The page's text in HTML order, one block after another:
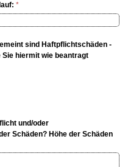
*
sind Haftpflichtschäden -
hiermit wie beantragt
und/oder